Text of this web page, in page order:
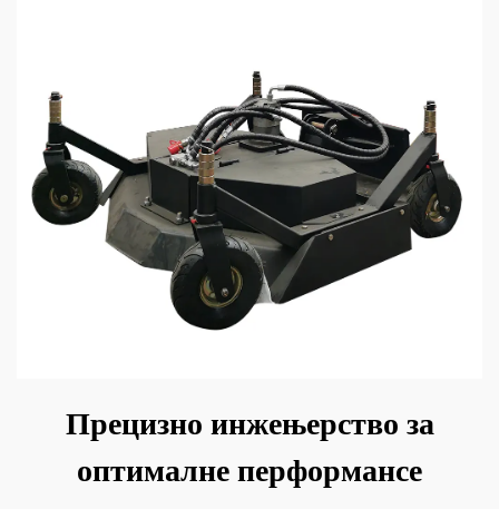
Прецизно инжењерство за
оптималне перформансе